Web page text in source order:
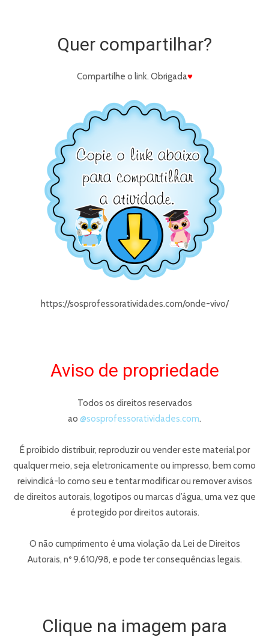
Quer compartilhar?
Compartilhe o link. Obrigada♥
https://sosprofessoratividades.com/onde-vivo/
Aviso de propriedade
Todos os direitos reservados
ao @sosprofessoratividades.com.
É proibido distribuir, reproduzir ou vender este material por
qualquer meio, seja eletronicamente ou impresso, bem como
reivindicá-lo como seu e tentar modificar ou remover avisos
de direitos autorais, logotipos ou marcas d’água, uma vez que
é protegido por direitos autorais.
O não cumprimento é uma violação da Lei de Direitos
Autorais, nº 9.610/98, e pode ter consequências legais.
Clique na imagem para